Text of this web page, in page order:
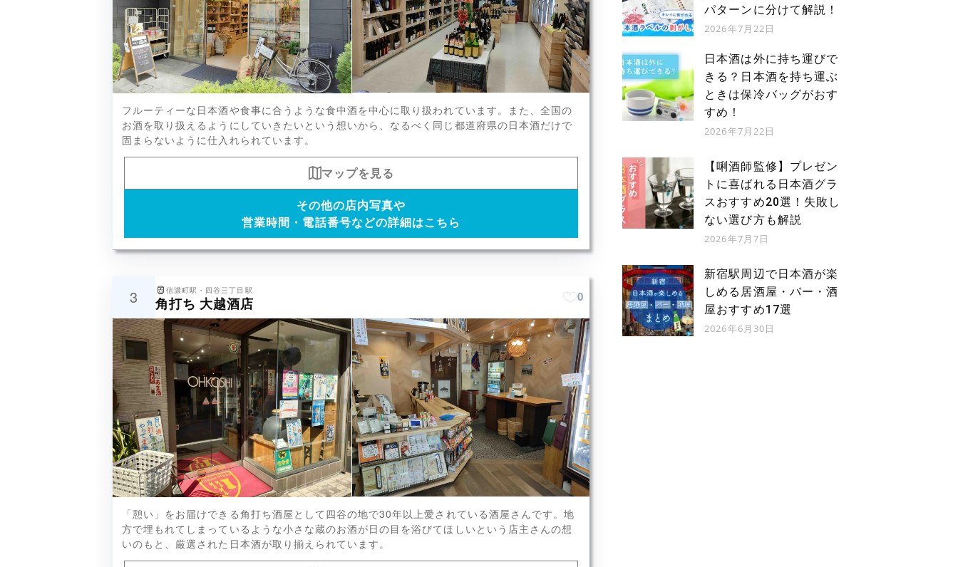
水尾、南、豊盃、雑賀、志太泉など豊富なラインナップが取り揃え
られています。
x11
フルーティーな日本酒や食事に合うような食中酒を中心に取り扱われています。また、全国の
お酒を取り扱えるようにしていきたいという想いから、なるべく同じ都道府県の日本酒だけで
固まらないように仕入れられています。
マップを見る
その他の店内写真や
営業時間・電話番号などの詳細はこちら
3 信濃町駅・四谷三丁目駅
角打ち 大越酒店 0
猩々（しょうじょう）、菊の司、菊の里、富美菊（ふみぎく）、若
戒など
x11
「憩い」をお届けできる角打ち酒屋として四谷の地で30年以上愛されている酒屋さんです。地
方で埋もれてしまっているような小さな蔵のお酒が日の目を浴びてほしいという店主さんの想
いのもと、厳選された日本酒が取り揃えられています。
パターンに分けて解説！
2026年7月22日
日本酒は外に持ち運びで
きる？日本酒を持ち運ぶ
ときは保冷バッグがおす
すめ！
2026年7月22日
【唎酒師監修】プレゼン
トに喜ばれる日本酒グラ
スおすすめ20選！失敗し
ない選び方も解説
2026年7月7日
新宿駅周辺で日本酒が楽
しめる居酒屋・バー・酒
屋おすすめ17選
2026年6月30日